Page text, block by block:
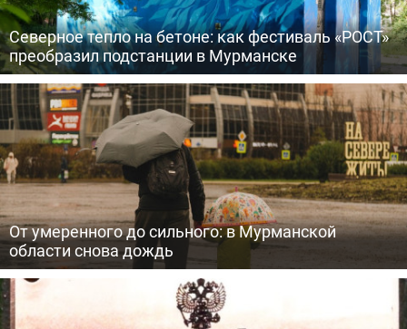
Северное тепло на бетоне: как фестиваль «РОСТ»
преобразил подстанции в Мурманске
От умеренного до сильного: в Мурманской
области снова дождь